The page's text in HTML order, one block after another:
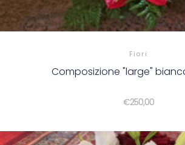
Fiori
Composizione "large"
€250,00